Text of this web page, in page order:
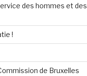
des hommes et des
!
de Bruxelles